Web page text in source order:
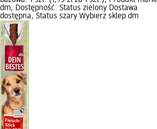
dm; Dostępność: Status zielony Dostawa
dostępna, Status szary Wybierz sklep dm